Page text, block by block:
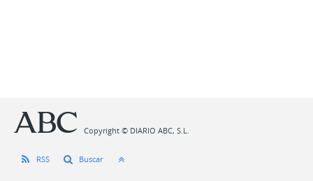
Copyright © DIARIO ABC, S.L.
RSS Buscar